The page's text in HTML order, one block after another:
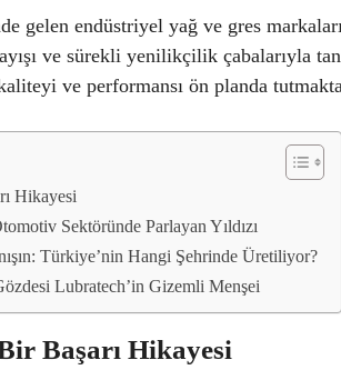
gelen endüstriyel yağ ve gres
ve sürekli yenilikçilik çabalarıyla
ve performansı ön planda
Hikayesi
Sektöründe Parlayan Yıldızı
Türkiye’nin Hangi Şehrinde Üretiliyor?
Lubratech’in Gizemli Menşei
Başarı Hikayesi